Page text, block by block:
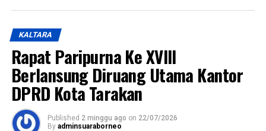
Dijelaskan Wali Kota, pengangkatan Sekretaris Daerah
ketentuan. Ia juga menyampaikan apresiasi kepada Panitia
Seleksi atas profesionalisme dalam menyelenggarakan
seluruh tahapan seleksi.
Wali Kota berharap Sekretaris Daerah dapat mempercepat
pencapaian target RPJMD Kota Tarakan Tahun 2025–2029,
memenuhi Standar Pelayanan Minimal (SPM), serta
KALTARA
Rapat Paripurna Ke XVIII
Berlansung Diruang Utama Kantor
DPRD Kota Tarakan
Published 2 minggu ago on 22/07/2026
By adminsuaraborneo